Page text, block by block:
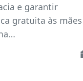
e garantir
gratuita às mães